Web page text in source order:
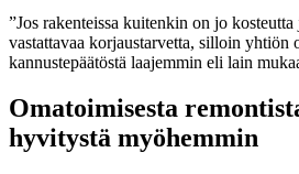
”Jos rakenteissa kuitenkin on jo
vastattavaa korjaustarvetta, silloin yhtiön
kannustepäätöstä laajemmin eli lain
Omatoimisesta
hyvitystä myöhemmin